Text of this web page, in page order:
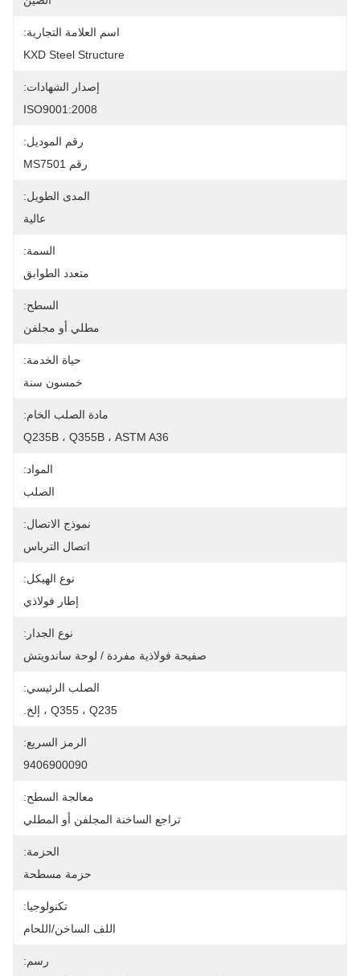
اسم العلامة التجارية:
KXD Steel Structure
إصدار الشهادات:
ISO9001:2008
رقم الموديل:
رقم MS7501
المدى الطويل:
عالية
السمة:
متعدد الطوابق
السطح:
مطلي أو مجلفن
حياة الخدمة:
خمسون سنة
مادة الصلب الخام:
Q235B ، Q355B ، ASTM A36
المواد:
الصلب
نموذج الاتصال:
اتصال الترباس
نوع الهيكل:
إطار فولاذي
نوع الجدار:
صفيحة فولاذية مفردة / لوحة ساندويتش
الصلب الرئيسي:
Q355 ، Q235 ، إلخ.
الرمز السريع:
9406900090
معالجة السطح:
تراجع الساخنة المجلفن أو المطلي
الحزمة:
حزمة مسطحة
تكنولوجيا:
اللف الساخن/اللحام
رسم: